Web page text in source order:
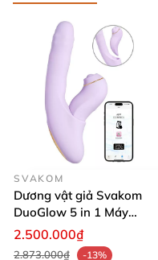
SVAKOM
Dương vật giả Svakom
DuoGlow 5 in 1 Máy
Massage Điểm G & Âm Vật
Điều Khiển App
2.500.000₫
2.873.000₫
-13%